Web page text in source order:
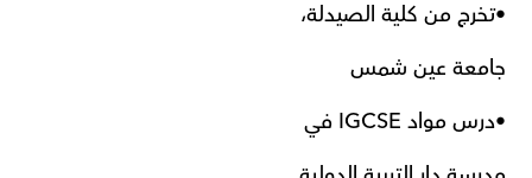
•تخرج من كلية الصيدلة،
جامعة عين شمس
•درس مواد IGCSE في